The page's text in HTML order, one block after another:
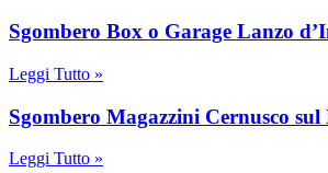
Sgombero Box o Garage Lanzo
Leggi Tutto »
Sgombero Magazzini Cernusco
Leggi Tutto »